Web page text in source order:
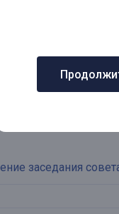
директоров
заседания совета
заседания